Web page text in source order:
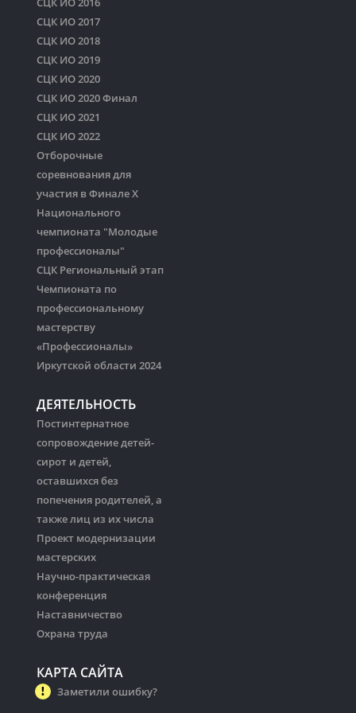
СЦК ИО 2017
СЦК ИО 2018
СЦК ИО 2019
СЦК ИО 2020
СЦК ИО 2020 Финал
СЦК ИО 2021
СЦК ИО 2022
Отборочные
соревнования для
участия в Финале Х
Национального
чемпионата "Молодые
профессионалы"
СЦК Региональный этап
Чемпионата по
профессиональному
мастерству
«Профессионалы»
Иркутской области 2024
ДЕЯТЕЛЬНОСТЬ
Постинтернатное
сопровождение детей-
сирот и детей,
оставшихся без
попечения родителей, а
также лиц из их числа
Проект модернизации
мастерских
Научно-практическая
конференция
Наставничество
Охрана труда
КАРТА САЙТА
Заметили ошибку?